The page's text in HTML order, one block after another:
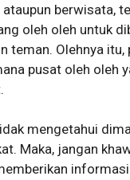
berwisata,
oleh oleh untuk
teman. Olehnya
pusat oleh oleh
mengetahui
Maka, jangan